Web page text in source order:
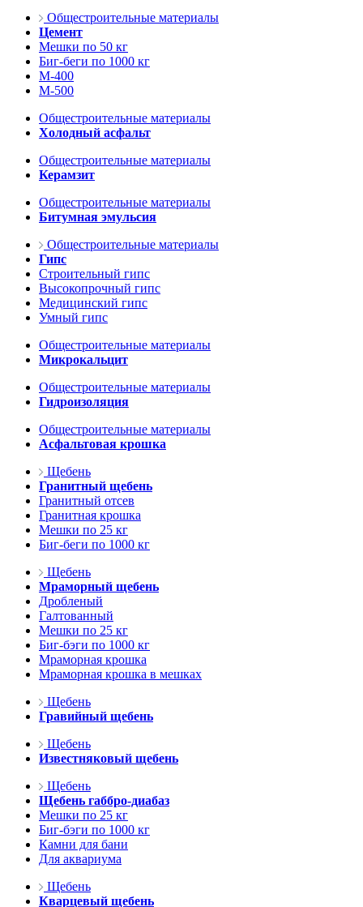
Общестроительные материалы
Цемент
Мешки по 50 кг
Биг-беги по 1000 кг
М-400
М-500
Общестроительные материалы
Холодный асфальт
Общестроительные материалы
Керамзит
Общестроительные материалы
Битумная эмульсия
Общестроительные материалы
Гипс
Строительный гипс
Высокопрочный гипс
Медицинский гипс
Умный гипс
Общестроительные материалы
Микрокальцит
Общестроительные материалы
Гидроизоляция
Общестроительные материалы
Асфальтовая крошка
Щебень
Гранитный щебень
Гранитный отсев
Гранитная крошка
Мешки по 25 кг
Биг-беги по 1000 кг
Щебень
Мраморный щебень
Дробленый
Галтованный
Мешки по 25 кг
Биг-бэги по 1000 кг
Мраморная крошка
Мраморная крошка в мешках
Щебень
Гравийный щебень
Щебень
Известняковый щебень
Щебень
Щебень габбро-диабаз
Мешки по 25 кг
Биг-бэги по 1000 кг
Камни для бани
Для аквариума
Щебень
Кварцевый щебень